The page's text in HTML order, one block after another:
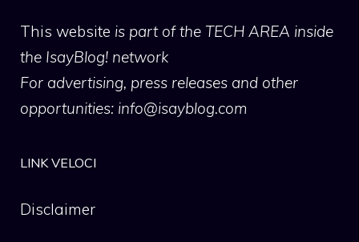
This website is part of the TECH AREA inside
the IsayBlog! network
For advertising, press releases and other
opportunities: info@isayblog.com
LINK VELOCI
Disclaimer